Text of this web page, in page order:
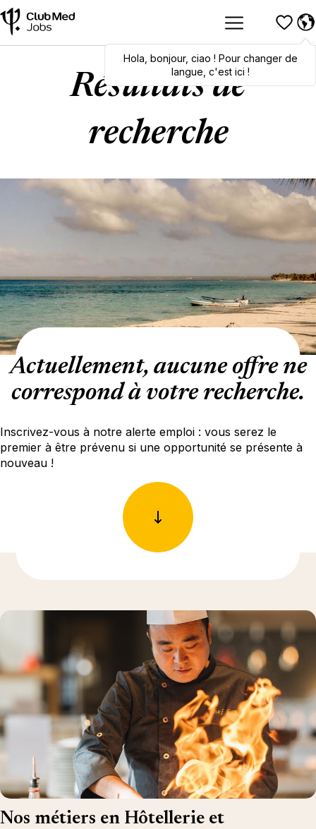
Hola,bonjour,ciao! To switch
languages, click here!
Hola bonjour, ciao ! Pour changer de
langue, c'est ici !
Résultats de
recherche
Actuellement, aucune offre ne
correspond à votre recherche.
Inscrivez-vous à notre alerte emploi : vous serez le
premier à être prévenu si une opportunité se présente à
nouveau !
Nos métiers en Hôtellerie et